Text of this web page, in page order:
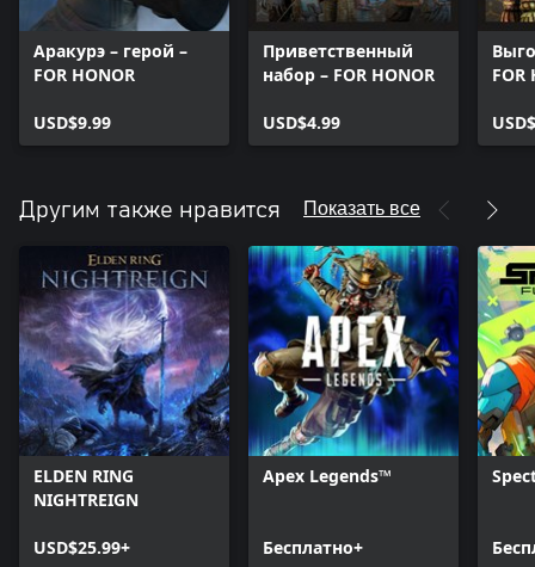
Аракурэ – герой –
FOR HONOR
USD$9.99
Приветственный
набор – FOR HONOR
USD$4.99
FOR
Другим также нравится Показать все
ELDEN RING
NIGHTREIGN
USD$25.99+
Apex Legends™
Бесплатно+